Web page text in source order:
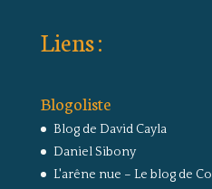
Liens :
Blogoliste
Blog de David Cayla
Daniel Sibony
L'arêne nue – Le blog de